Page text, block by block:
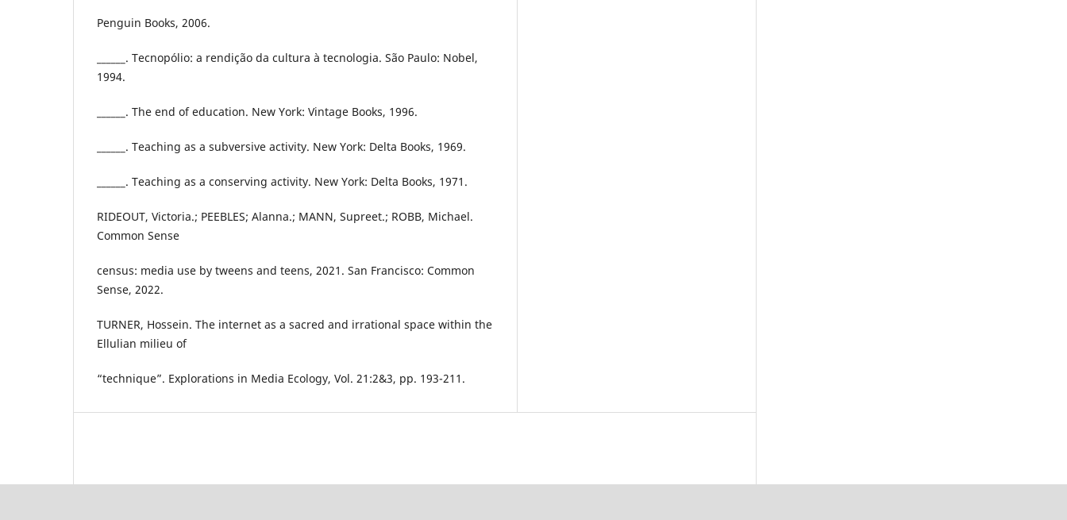
Penguin Books, 2006.
______. Tecnopólio: a rendição da cultura à tecnologia. São Paulo: Nobel,
1994.
______. The end of education. New York: Vintage Books, 1996.
______. Teaching as a subversive activity. New York: Delta Books, 1969.
______. Teaching as a conserving activity. New York: Delta Books, 1971.
RIDEOUT, Victoria.; PEEBLES; Alanna.; MANN, Supreet.; ROBB, Michael.
Common Sense
census: media use by tweens and teens, 2021. San Francisco: Common
Sense, 2022.
TURNER, Hossein. The internet as a sacred and irrational space within the
Ellulian milieu of
“technique”. Explorations in Media Ecology, Vol. 21:2&3, pp. 193-211.